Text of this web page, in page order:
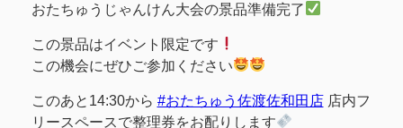
おたちゅうじゃんけん大会の景品準備完了
この景品はイベント限定です
この機会にぜひご参加ください
このあと14:30から #おたちゅう佐渡佐和田店店内フ
リースペースで整理券をお配りします